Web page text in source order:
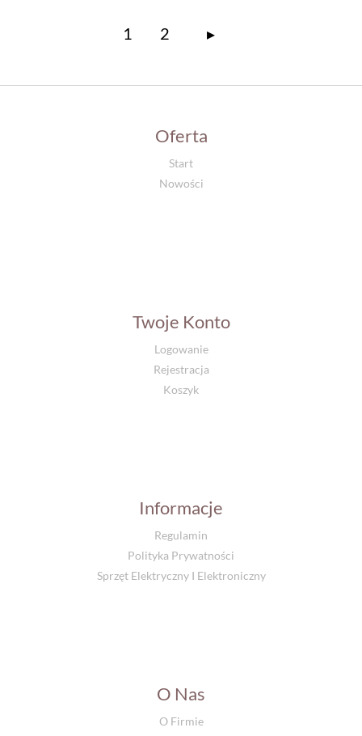
1 2 ▸
Oferta
Start
Nowości
Twoje Konto
Logowanie
Rejestracja
Koszyk
Informacje
Regulamin
Polityka Prywatności
Sprzęt Elektryczny I Elektroniczny
O Nas
O Firmie